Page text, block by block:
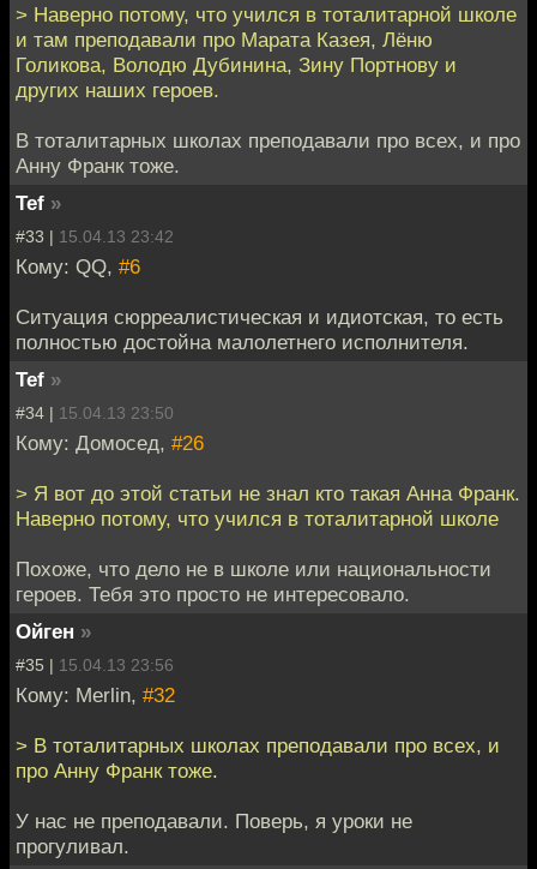
> Наверно потому, что учился в тоталитарной школе
и там преподавали про Марата Казея, Лёню
Голикова, Володю Дубинина, Зину Портнову и
других наших героев.
В тоталитарных школах преподавали про всех, и про
Анну Франк тоже.
Tef »
#33 | 15.04.13 23:42
Кому: QQ, #6
Ситуация сюрреалистическая и идиотская, то есть
полностью достойна малолетнего исполнителя.
Tef »
#34 | 15.04.13 23:50
Кому: Домосед, #26
> Я вот до этой статьи не знал кто такая Анна Франк.
Наверно потому, что учился в тоталитарной школе
Похоже, что дело не в школе или национальности
героев. Тебя это просто не интересовало.
Ойген »
#35 | 15.04.13 23:56
Кому: Merlin, #32
> В тоталитарных школах преподавали про всех, и
про Анну Франк тоже.
У нас не преподавали. Поверь, я уроки не
прогуливал.